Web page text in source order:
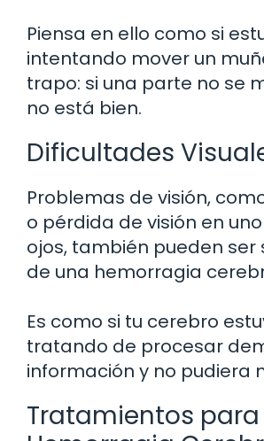
Piensa en ello como si
intentando mover un
trapo: si una parte no se
no está bien.
Dificultades
Problemas de visión,
o pérdida de visión en
ojos, también pueden
de una hemorragia
Es como si tu cerebro
tratando de procesar
información y no pudiera
Tratamientos para